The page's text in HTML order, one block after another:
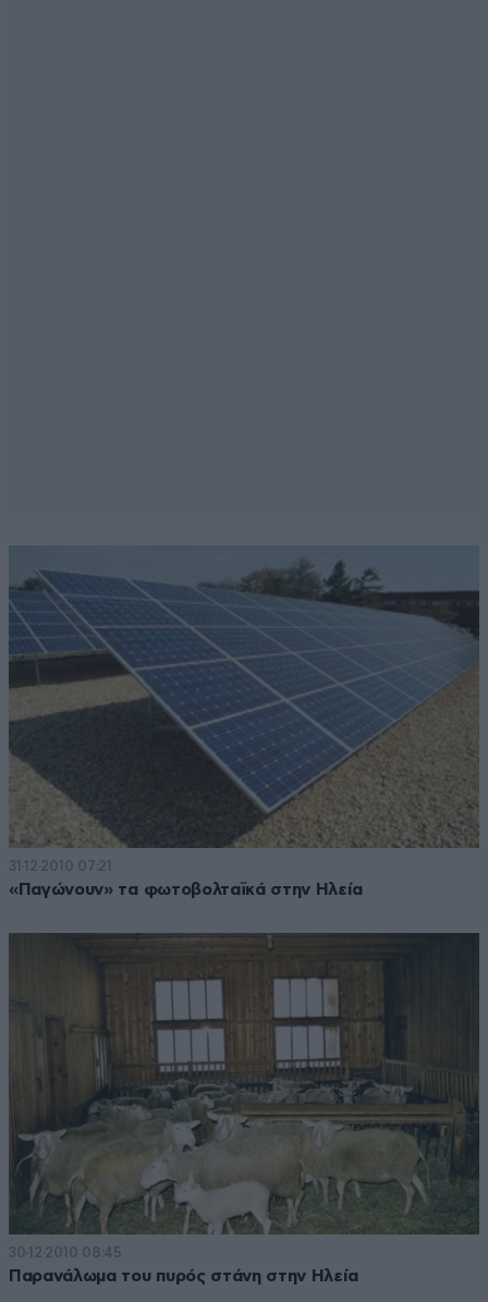
31·12·2010 07:21
«Παγώνουν» τα φωτοβολταϊκά στην Ηλεία
30·12·2010 08:45
Παρανάλωμα του πυρός στάνη στην Ηλεία